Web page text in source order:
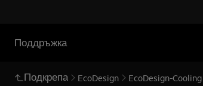
Поддръжка
Подкрепа EcoDesign EcoDesign-Cooling